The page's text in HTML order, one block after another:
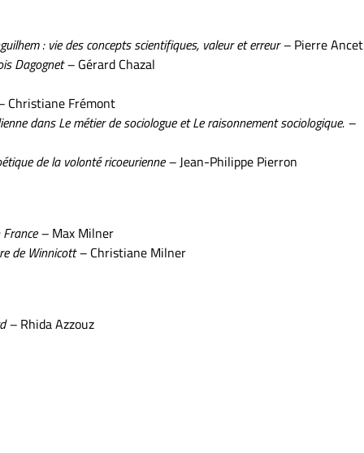
: vie des concepts scientifiques, valeur et erreur – Pierre Ancet
Dagognet – Gérard Chazal
Christiane Frémont
dans Le métier de sociologue et Le raisonnement sociologique. –
de la volonté ricoeurienne –Jean-Philippe Pierron
France – Max Milner
de Winnicott – Christiane Milner
– Rhida Azzouz